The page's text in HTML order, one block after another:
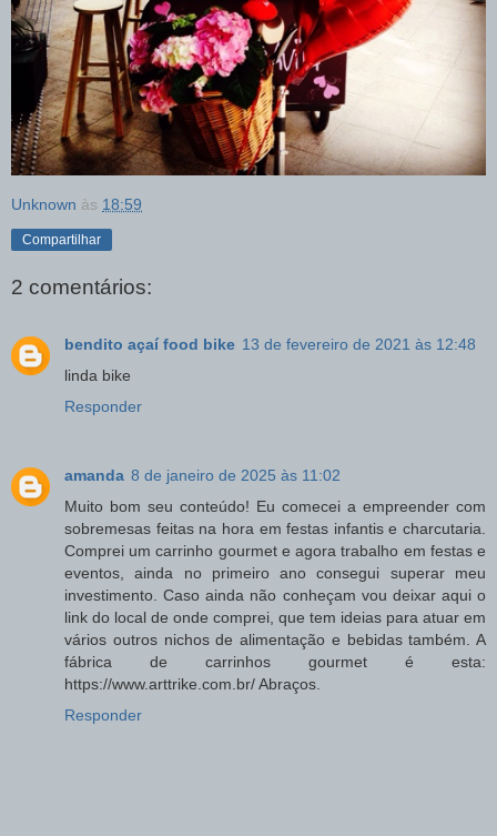
Unknown às 18:59
Compartilhar
2 comentários:
bendito açaí food bike 13 de fevereiro de 2021 às 12:48
linda bike
Responder
amanda 8 de janeiro de 2025 às 11:02
Muito bom seu conteúdo! Eu comecei a empreender com
sobremesas feitas na hora em festas infantis e charcutaria.
Comprei um carrinho gourmet e agora trabalho em festas e
eventos, ainda no primeiro ano consegui superar meu
investimento. Caso ainda não conheçam vou deixar aqui o
link do local de onde comprei, que tem ideias para atuar em
vários outros nichos de alimentação e bebidas também. A
fábrica de carrinhos gourmet é esta:
https://www.arttrike.com.br/ Abraços.
Responder